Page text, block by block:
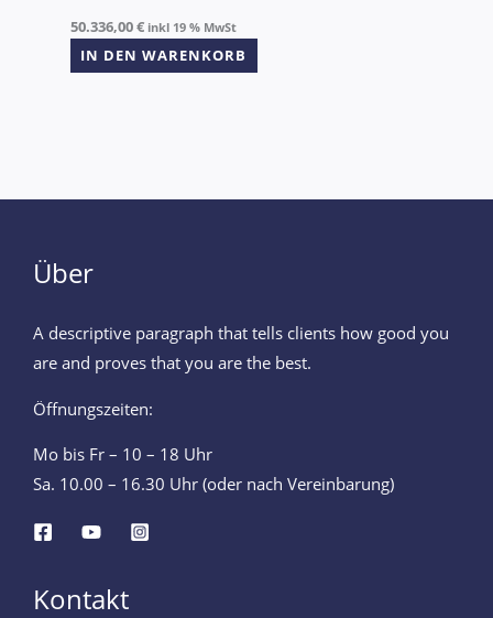
50.336,00€ inkl 19 % MwSt
IN DEN WARENKORB
Über
A descriptive paragraph that tells clients how good you
are and proves that you are the best.
Öffnungszeiten:
Mo bis Fr – 10 – 18 Uhr
Sa. 10.00 – 16.30 Uhr (oder nach Vereinbarung)
Kontakt